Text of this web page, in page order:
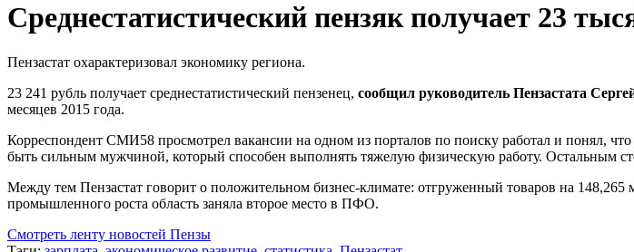
Среднестатистический пензяк получает 23
Пензастат охарактеризовал экономику региона.
23 241 рубль получает среднестатистический пензенец, сообщил руководитель Пензастата
месяцев 2015 года.
Корреспондент СМИ58 просмотрел вакансии на одном из порталов по поиску работал и понял,
быть сильным мужчиной, который способен выполнять тяжелую физическую работу. Остальным
Между тем Пензастат говорит о положительном бизнес-климате: отгруженный товаров на
промышленного роста область заняла второе место в ПФО.
Смотреть ленту новостей Пензы